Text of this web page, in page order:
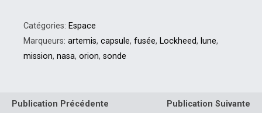
Catégories: Espace
Marqueurs: artemis, capsule, fusée, Lockheed, lune,
mission, nasa, orion, sonde
Publication Précédente
Publication Suivante